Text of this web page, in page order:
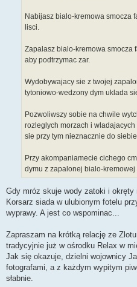
Nabijasz bialo-kremowa smocza
lisci.
Zapalasz bialo-kremowa smocza
aby podtrzymac zar.
Wydobywajacy sie z twojej
tytoniowo-wedzony dym uklada
Pozwoliwszy sobie na chwile
rozleglych morzach i
sie przy tym nieznacznie do
Przy akompaniamecie cichego
dymu z zapalonej bialo-kremowej
Gdy mróz skuje wody zatoki i okręty
Korsarz siada w ulubionym fotelu
wyprawy. A jest co wspominac...
Zapraszam na krótką relację ze
tradycyjnie już w ośrodku Relax w
Jak się okazuje, dzielni wojownicy
fotografami, a z każdym wypitym
słabnie.